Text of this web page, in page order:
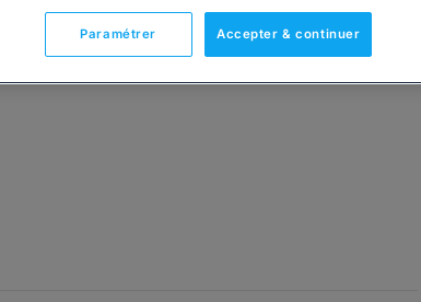
Accepter & continuer
Paramétrer